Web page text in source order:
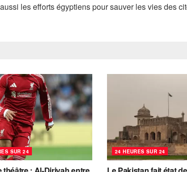
les efforts égyptiens pour sauver les vies des
SUR 24 24 HEURES SUR 24